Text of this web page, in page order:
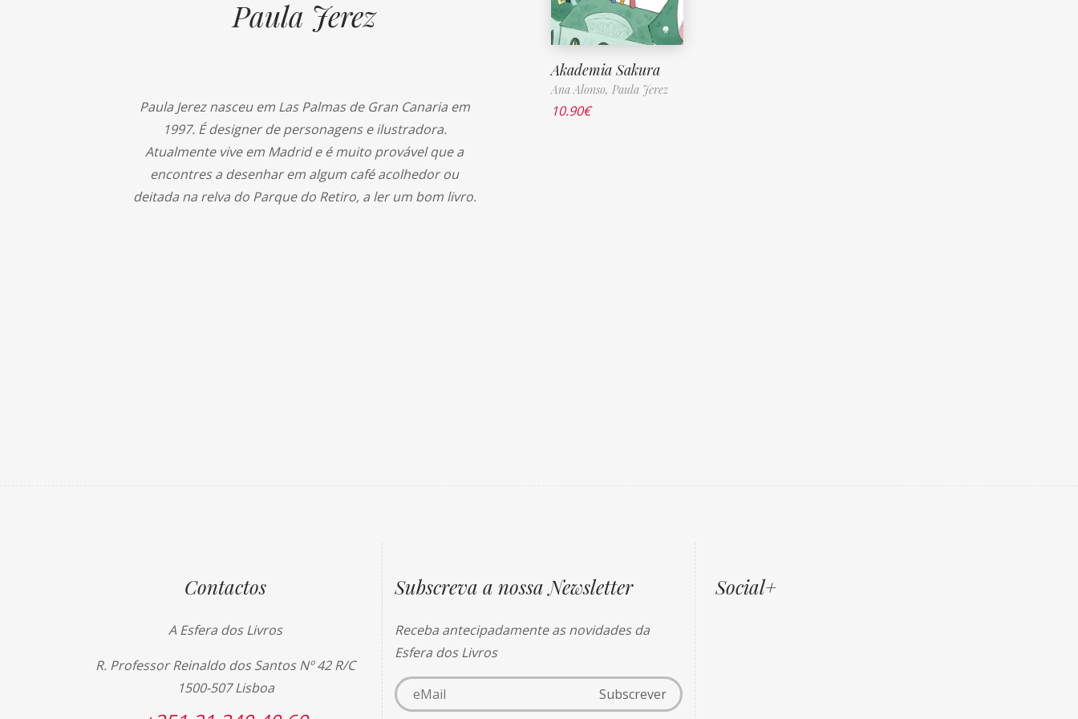
Paula Jerez
Paula Jerez nasceu em Las Palmas de Gran Canaria em
1997. É designer de personagens e ilustradora.
Atualmente vive em Madrid e é muito provável que a
encontres a desenhar em algum café acolhedor ou
deitada na relva do Parque do Retiro, a ler um bom livro.
Akademia Sakura
Ana Alonso, Paula Jerez
10.90€
Contactos
A Esfera dos Livros
R. Professor Reinaldo dos Santos Nº 42 R/C
1500-507 Lisboa
Subscreva a nossa Newsletter
Receba antecipadamente as novidades da
Esfera dos Livros
Social+